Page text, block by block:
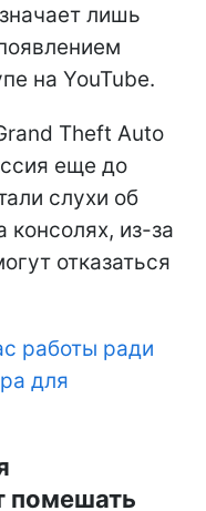
лишь
на YouTube.
Theft Auto
еще до
слухи об
консолях, из-за
отказаться
работы ради
для
помешать